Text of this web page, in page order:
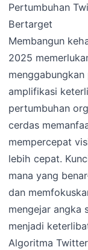
Pertumbuhan
Bertarget
Membangun
2025
amplifikasi
pertumbuhan
cerdas
mempercepat
lebih cepat.
mana yang
dan
mengejar angka
menjadi
Algoritma